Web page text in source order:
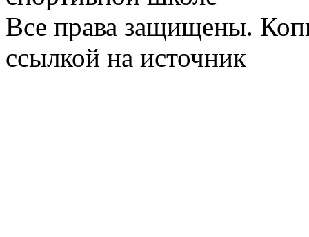
Все права защищены.
ссылкой на источник